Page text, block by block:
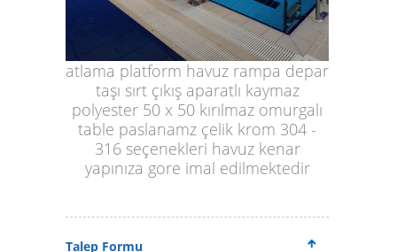
atlama platform havuz rampa depar
taşı sırt çıkış aparatlı kaymaz
polyester 50 x 50 kırılmaz omurgalı
table paslanamz çelik krom 304 -
316 seçenekleri havuz kenar
yapınıza gore imal edilmektedir
Talep Formu